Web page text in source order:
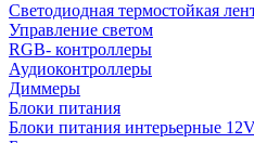
Светодиодная термостойкая
Управление светом
RGB- контроллеры
Аудиоконтроллеры
Диммеры
Блоки питания
Блоки питания интерьерные